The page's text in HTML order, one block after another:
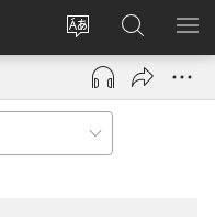
Taal
site
wijzigen
Inloggen
(opent
nieuw
venster)
Zoeken
op
JW.ORG